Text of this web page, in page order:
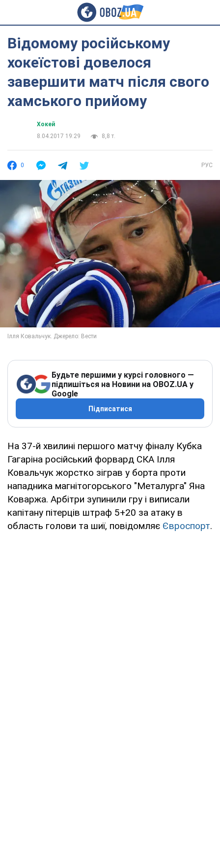
Відомому російському
хокеїстові довелося
завершити матч після свого
хамського прийому
Хокей
8.04.2017 19:29
8,8 т.
0 РУС
Будьте першими у курсі головного —
підпишіться на Новини на OBOZ.UA у
Google
Підписатися
На 37-й хвилині першого матчу фіналу Кубка
Гагаріна російський форвард СКА Ілля
Ковальчук жорстко зіграв у борта проти
нападника магнітогорського "Металурга" Яна
Коваржа. Арбітри зупинили гру і виписали
капітану пітерців штраф 5+20 за атаку в
область голови та шиї, повідомляє Євроспорт.